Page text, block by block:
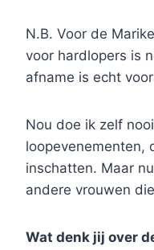
N.B. Voor de
voor hardlopers is
afname is echt
Nou doe ik zelf
loopevenementen,
inschatten. Maar
andere vrouwen
Wat denk jij over